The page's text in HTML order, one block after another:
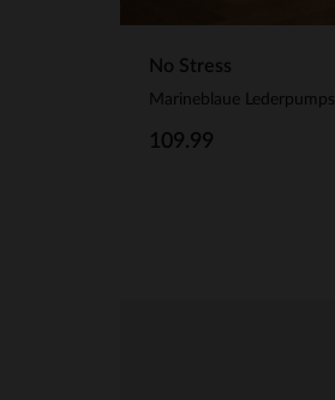
No Stress
Marineblaue Lederpumps
109.99